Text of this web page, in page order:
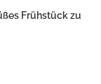
Frühstück zu